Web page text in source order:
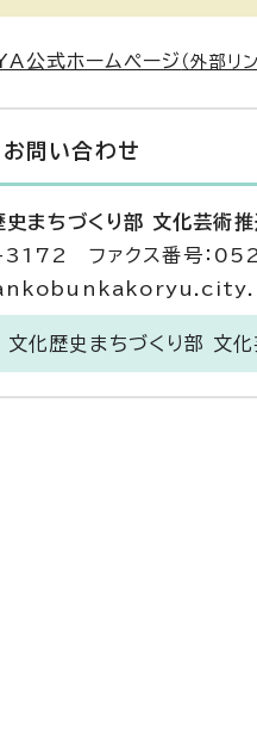
式ホームページ （外部リ
お問い合わせ
まちづくり部 文化芸術
3172 ファクス番号：
化歴史まちづくり部 文